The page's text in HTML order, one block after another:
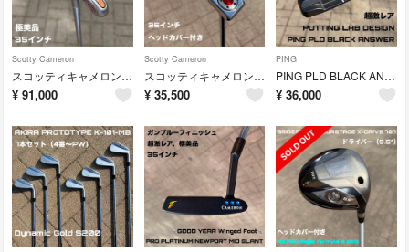
Scotty Cameron
スコッティキャメロン アメリカンクラシックⅢ ブレード 極美品 超超激レア 35インチ
¥ 91,000
Scotty Cameron
スコッティキャメロン スペシャルセレクト ニューポート 2.5 2020 ミラーフィニッシュ 極美品 35インチ
¥ 35,500
PING
PING PLD BLACK ANSER 極美品 超激レア 34インチ ピン PLD ブラック アンサー
¥ 36,000